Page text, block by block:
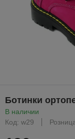
Ботинки
В наличии
Код: w29